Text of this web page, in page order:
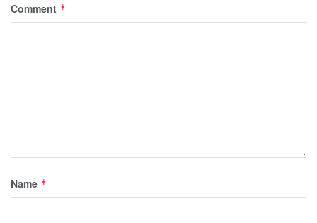
Comment *
Name *